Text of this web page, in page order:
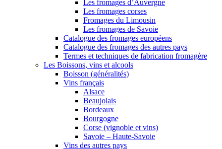
Les fromages d’Auvergne
Les fromages corses
Fromages du Limousin
Les fromages de Savoie
Catalogue des fromages européens
Catalogue des fromages des autres pays
Termes et techniques de fabrication fromagère
Les Boissons, vins et alcools
Boisson (généralités)
Vins français
Alsace
Beaujolais
Bordeaux
Bourgogne
Corse (vignoble et vins)
Savoie – Haute-Savoie
Vins des autres pays